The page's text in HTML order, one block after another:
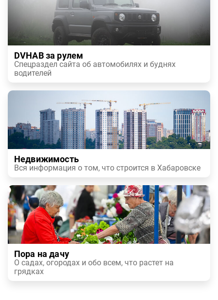
DVHAB за рулем
Спецраздел сайта об автомобилях и буднях
водителей
Недвижимость
Вся информация о том, что строится в Хабаровске
Пора на дачу
О садах, огородах и обо всем, что растет на
грядках